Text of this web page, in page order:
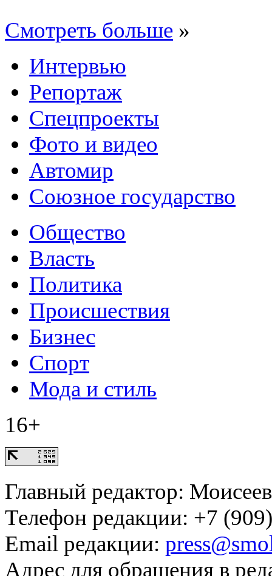
Смотреть больше »
Интервью
Репортаж
Спецпроекты
Фото и видео
Автомир
Союзное государство
Общество
Власть
Политика
Происшествия
Бизнес
Спорт
Мода и стиль
16+
Главный редактор:
Телефон редакции: +7
Email редакции:
Адрес для обращения в